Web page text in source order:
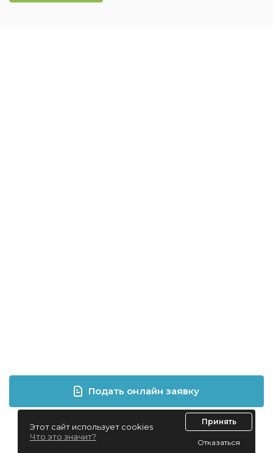
Этот сайт использует cookies
Что это значит?
Принять
Отказаться
Подать онлайн заявку